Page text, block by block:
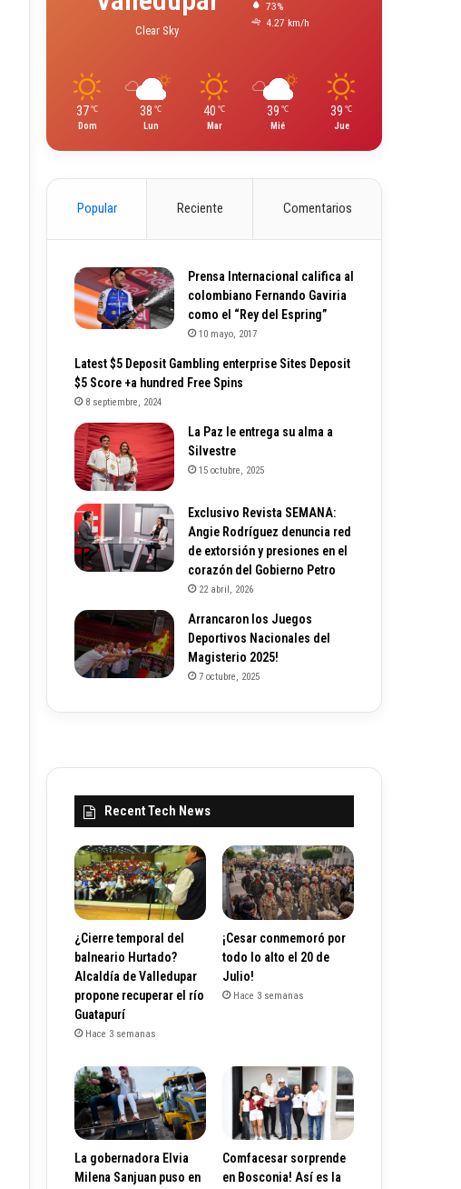
Clear Sky
73%
4.27 km/h
37 ℃
Dom
38 ℃
Lun
40 ℃
Mar
39 ℃
Mié
39 ℃
Jue
Popular Reciente Comentarios
Prensa Internacional califica al
colombiano Fernando Gaviria
como el “Rey del Espring”
10 mayo, 2017
Latest $5 Deposit Gambling enterprise Sites Deposit
$5 Score +a hundred Free Spins
8 septiembre, 2024
La Paz le entrega su alma a
Silvestre
15 octubre, 2025
Exclusivo Revista SEMANA:
Angie Rodríguez denuncia red
de extorsión y presiones en el
corazón del Gobierno Petro
22 abril, 2026
Arrancaron los Juegos
Deportivos Nacionales del
Magisterio 2025!
7 octubre, 2025
Recent Tech News
¿Cierre temporal del
balneario Hurtado?
Alcaldía de Valledupar
propone recuperar el río
Guatapurí
Hace 3 semanas
¡Cesar conmemoró por
todo lo alto el 20 de
Julio!
Hace 3 semanas
La gobernadora Elvia
Milena Sanjuan puso en
Comfacesar sorprende
en Bosconia! Así es la